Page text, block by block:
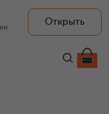
Открыть
44 400 ₽